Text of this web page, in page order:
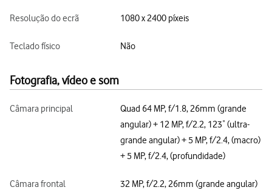
Resolução do ecrã 1080 x 2400 píxeis
Teclado físico Não
Fotografia, vídeo e som
Câmara principal
Quad 64 MP, f/1.8, 26mm (grande
angular) + 12 MP, f/2.2, 123˚ (ultra-
grande angular) + 5 MP, f/2.4, (macro)
+ 5 MP, f/2.4, (profundidade)
Câmara frontal 32 MP, f/2.2, 26mm (grande angular)